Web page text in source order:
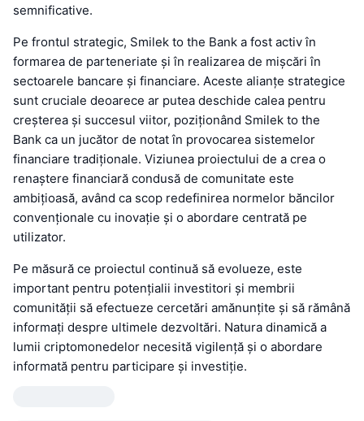
semnificative.
Pe frontul strategic, Smilek to the Bank a fost activ în
formarea de parteneriate și în realizarea de mișcări în
sectoarele bancare și financiare. Aceste alianțe strategice
sunt cruciale deoarece ar putea deschide calea pentru
creșterea și succesul viitor, poziționând Smilek to the
Bank ca un jucător de notat în provocarea sistemelor
financiare tradiționale. Viziunea proiectului de a crea o
renaștere financiară condusă de comunitate este
ambițioasă, având ca scop redefinirea normelor băncilor
convenționale cu inovație și o abordare centrată pe
utilizator.
Pe măsură ce proiectul continuă să evolueze, este
important pentru potențialii investitori și membrii
comunității să efectueze cercetări amănunțite și să rămână
informați despre ultimele dezvoltări. Natura dinamică a
lumii criptomonedelor necesită vigilență și o abordare
informată pentru participare și investiție.